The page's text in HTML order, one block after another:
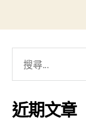
關
鍵
字:
近期文章